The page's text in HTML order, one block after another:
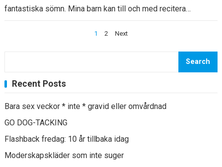
fantastiska sömn. Mina barn kan till och med recitera
1 2 Next
Search
Recent Posts
Bara sex veckor * inte * gravid eller omvårdnad
GO DOG-TACKING
Flashback fredag: 10 år tillbaka idag
Moderskapskläder som inte suger